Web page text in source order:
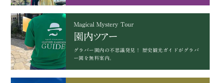
Magical Mystery Tour
園内ツアー
グラバー園内の不思議発見！
歴史観光ガイドがグラバ
ー園を無料案内。